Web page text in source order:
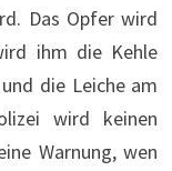
Das Opfer wird
ihm die Kehle
die Leiche am
wird keinen
Warnung, wen